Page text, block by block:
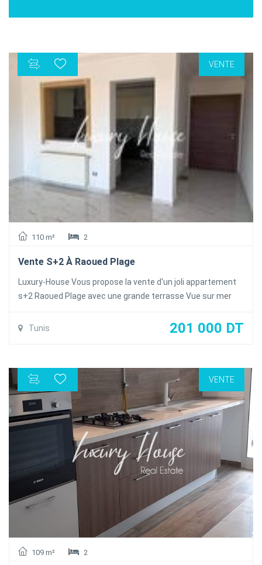
VENTE
110 m² 2
Vente S+2 À Raoued Plage
Luxury-House Vous propose la vente d'un joli appartement
s+2 Raoued Plage avec une grande terrasse Vue sur mer
308 359 / 70 727 510
Tunis 201 000 DT
VENTE
109 m² 2